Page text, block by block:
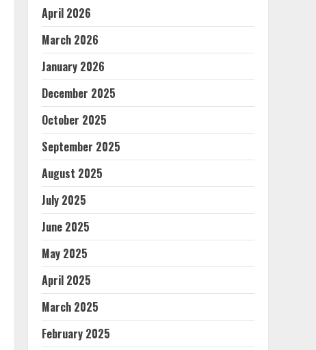
April 2026
March 2026
January 2026
December 2025
October 2025
September 2025
August 2025
July 2025
June 2025
May 2025
April 2025
March 2025
February 2025